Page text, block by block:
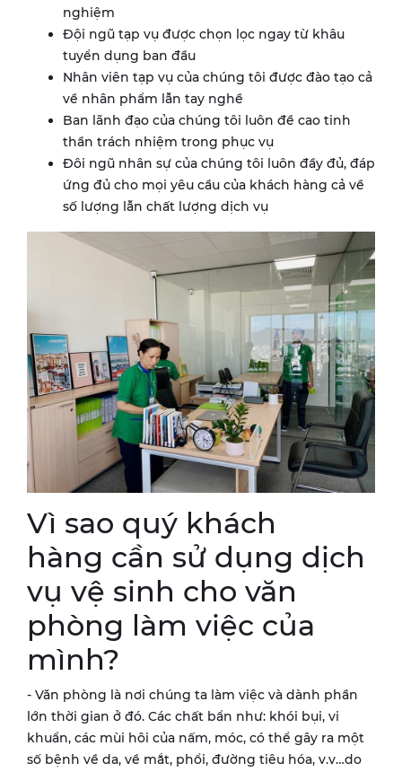
nghiệm
Đội ngũ tạp vụ được chọn lọc ngay từ khâu
tuyển dụng ban đầu
Nhân viên tạp vụ của chúng tôi được đào tạo cả
về nhân phẩm lẫn tay nghề
Ban lãnh đạo của chúng tôi luôn đề cao tinh
thần trách nhiệm trong phục vụ
Đôi ngũ nhân sự của chúng tôi luôn đầy đủ, đáp
ứng đủ cho mọi yêu cầu của khách hàng cả về
số lượng lẫn chất lượng dịch vụ
Vì sao quý khách
hàng cần sử dụng dịch
vụ vệ sinh cho văn
phòng làm việc của
mình?
- Văn phòng là nơi chúng ta làm việc và dành phần
lớn thời gian ở đó. Các chất bẩn như: khói bụi, vi
khuẩn, các mùi hôi của nấm, móc, có thể gây ra một
số bệnh về da, về mắt, phổi, đường tiêu hóa, v.v…do